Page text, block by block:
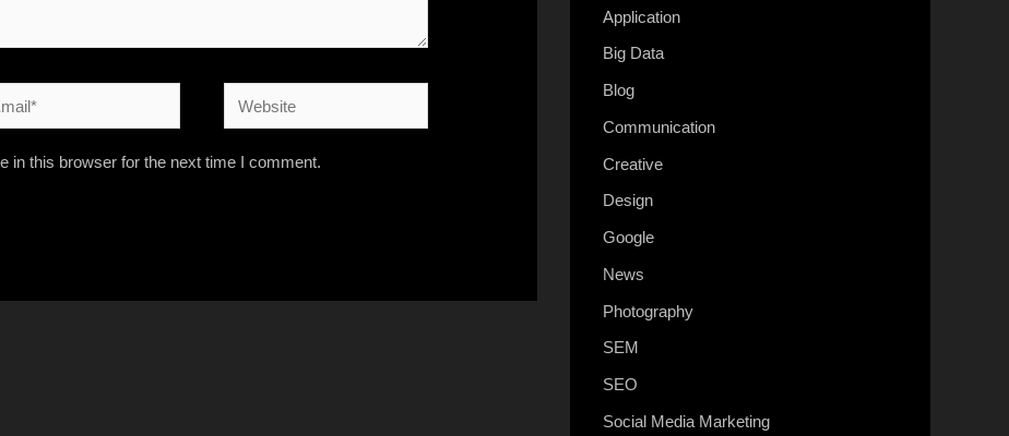
in this browser for the next time I comment.
Application
Big Data
Blog
Communication
Creative
Design
Google
News
Photography
SEM
SEO
Social Media Marketing